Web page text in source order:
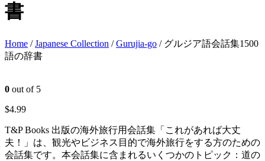
書
Home /Japanese Collection /Gurujia-go / グルジア語会話集1500
語の辞書
0 out of 5
$4.99
T&P Books 出版の海外旅行用会話集「これがあれば大丈
夫！」は、観光やビジネス目的で海外旅行をする方のための
会話集です。本会話集に含まれるいくつかのトピック：道の